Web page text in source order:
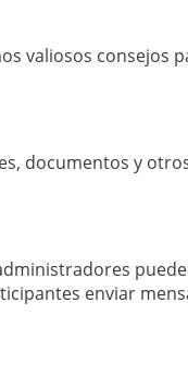
valiosos consejos
documentos y
enviar